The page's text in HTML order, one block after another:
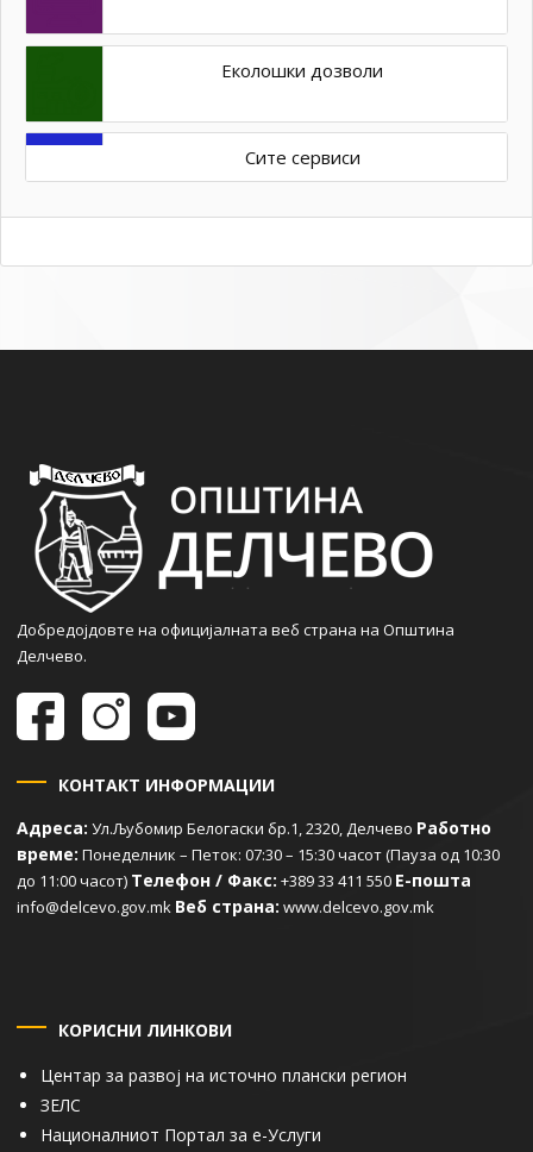
Еколошки дозволи
Сите сервиси
Добредојдовте на официјалната веб страна на Општина
Делчево.
КОНТАКТ ИНФОРМАЦИИ
Адреса: Ул.Љубомир Белогаски бр.1, 2320, Делчево Работно
време: Понеделник – Петок: 07:30 – 15:30 часот (Пауза од 10:30
до 11:00 часот) Телефон / Факс: +389 33 411 550 Е-пошта
info@delcevo.gov.mk Веб страна: www.delcevo.gov.mk
КОРИСНИ ЛИНКОВИ
Центар за развој на источно плански регион
ЗЕЛС
Националниот Портал за е-Услуги